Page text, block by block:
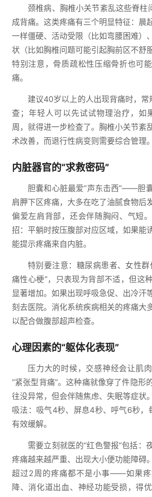
颈椎病、胸椎小关节紊乱这些脊柱
成背痛。这类疼痛有三个明显特征：晨
一样僵硬、活动受限（比如弯腰困难）
状（比如胸椎问题可能引起胸前区不舒
特别注意，骨质疏松性压缩骨折也可
痛。
建议40岁以上的人出现背痛时，常
查；年轻人可以先试试物理治疗，如
周，就得进一步检查了。胸椎小关节紊
术改善，而退行性病变则需要综合管理。
内脏器官的“求救密码”
胆囊和心脏最爱“声东击西”——胆
肩胛下区疼痛，大多在吃了油腻食物后
偏爱左肩背部，还会伴随胸闷、气短
招：平躺时按压腹部对应区域，如果能
能提示疼痛来自内脏。
特别要注意：糖尿病患者、女性群
痛性心梗”，只表现为背部不适，但这
显著增加。如果出现呼吸急促、出冷汗
刻去医院。消化系统疾病相关的疼痛大
以配合做腹部超声检查。
心理因素的“躯体化表现”
压力大的时候，交感神经会让肌
“紧张型背痛”。这种痛就像穿了件隐形
往没异常，但会伴随焦虑、失眠等症状
吸法：吸气4秒、屏息4秒、呼气6秒，
有效缓解。
需要立刻就医的“红色警报”包括：
疼痛越来越严重、出现大小便功能障碍
超过2周的疼痛都不是小事——如果疼
降、消化道出血、神经功能受损，得